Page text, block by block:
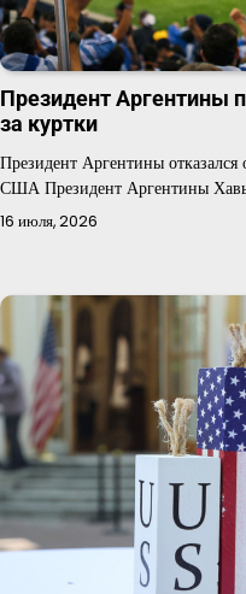
Президент Аргентины
за куртки
Президент Аргентины
США Президент Аргентины
16 июля, 2026